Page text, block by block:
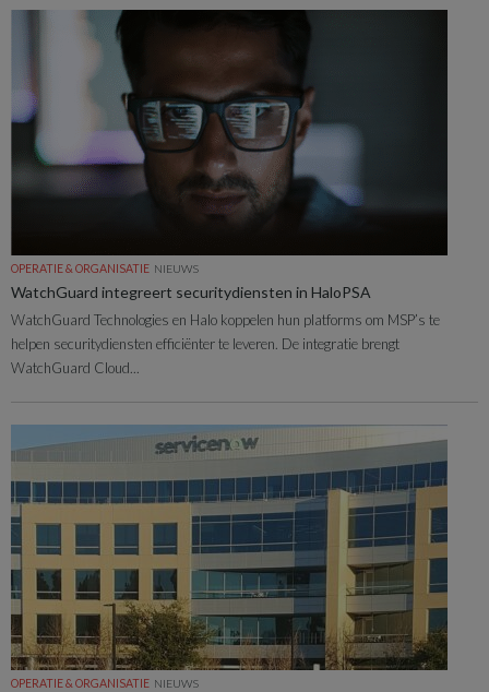
OPERATIE & ORGANISATIE NIEUWS
WatchGuard integreert securitydiensten in HaloPSA
WatchGuard Technologies en Halo koppelen hun platforms om MSP’s te
helpen securitydiensten efficiënter te leveren. De integratie brengt
WatchGuard Cloud...
OPERATIE & ORGANISATIE NIEUWS